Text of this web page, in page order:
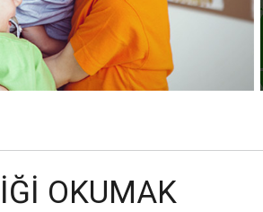
OKUMAK